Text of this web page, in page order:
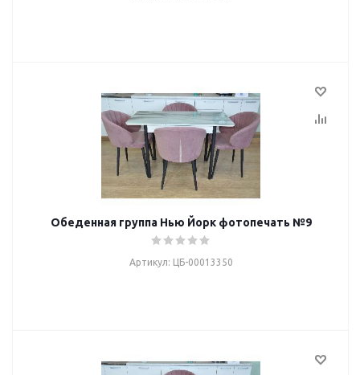
Обеденная группа Нью Йорк фотопечать №9
Артикул: ЦБ-00013350